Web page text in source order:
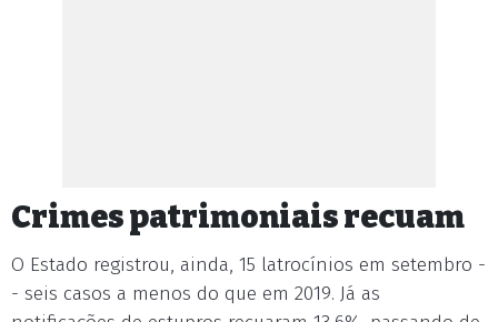
Crimes patrimoniais recuam
O Estado registrou, ainda, 15 latrocínios em setembro -
- seis casos a menos do que em 2019. Já as